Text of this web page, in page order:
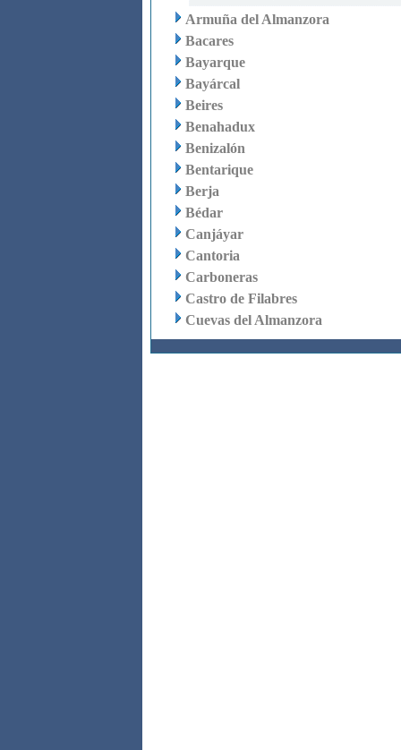
Armuña del Almanzora
Bacares
Bayarque
Bayárcal
Beires
Benahadux
Benizalón
Bentarique
Berja
Bédar
Canjáyar
Cantoria
Carboneras
Castro de Filabres
Cuevas del Almanzora